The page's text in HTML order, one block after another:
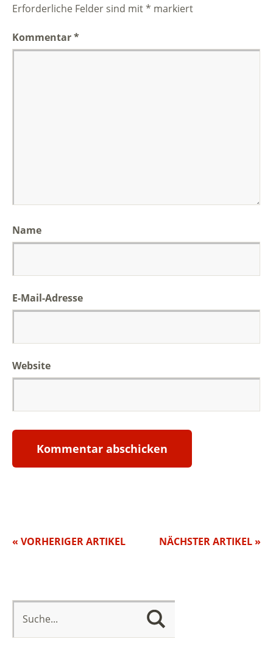
Erforderliche Felder sind mit* markiert
Kommentar*
Name
E-Mail-Adresse
Website
NÄCHSTER ARTIKEL »
« VORHERIGER ARTIKEL